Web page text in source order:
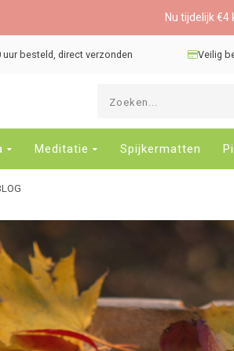
Nu tijdelijk
uur besteld, direct verzonden Veilig
Meditatie Spijkermatten